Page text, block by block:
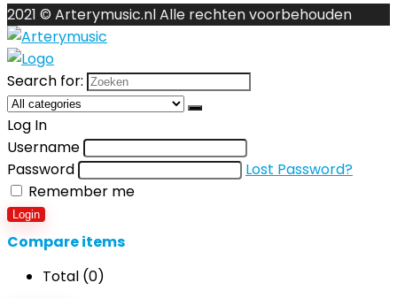
2021 © Arterymusic.nl Alle rechten voorbehouden
Search for:
Log In
Username
Password
Lost Password?
Remember me
Login
Compare items
Total (0)